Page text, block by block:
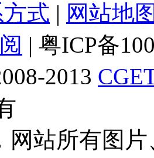
式 | 网站地
| 粤ICP备
2013
网站所有图